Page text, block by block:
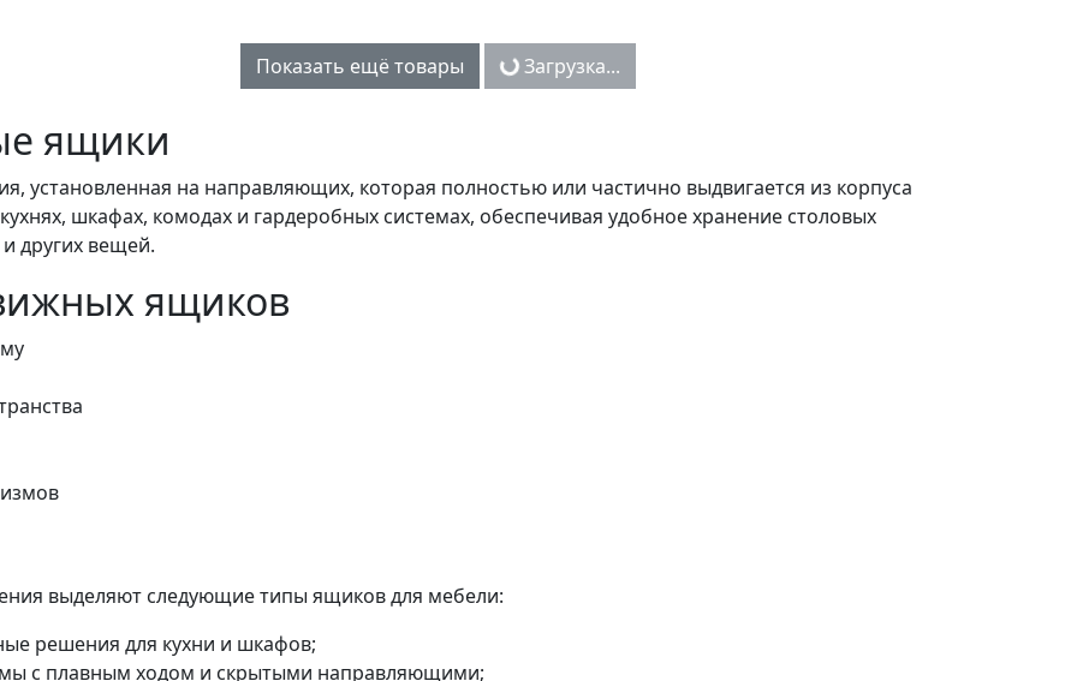
Показать ещё товары Загрузка...
ящики
установленная на направляющих, которая полностью или частично выдвигается из корпуса
шкафах, комодах и гардеробных системах, обеспечивая удобное хранение столовых
других вещей.
ящиков
выделяют следующие типы ящиков для мебели:
решения для кухни и шкафов;
с плавным ходом и скрытыми направляющими;